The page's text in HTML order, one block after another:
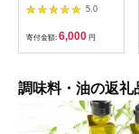
5.0
寄付金額: 6,000 円
調味料・油の返礼